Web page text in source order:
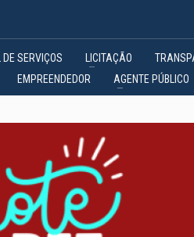
DE SERVIÇOS LICITAÇÃO
EMPREENDEDOR AGENTE PÚBLICO